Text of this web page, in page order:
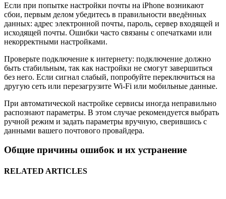
Если при попытке настройки почты на iPhone возникают
сбои, первым делом убедитесь в правильности введённых
данных: адрес электронной почты, пароль, сервер входящей и
исходящей почты. Ошибки часто связаны с опечатками или
некорректными настройками.
Проверьте подключение к интернету: подключение должно
быть стабильным, так как настройки не смогут завершиться
без него. Если сигнал слабый, попробуйте переключиться на
другую сеть или перезагрузите Wi-Fi или мобильные данные.
При автоматической настройке сервисы иногда неправильно
распознают параметры. В этом случае рекомендуется выбрать
ручной режим и задать параметры вручную, сверившись с
данными вашего почтового провайдера.
Общие причины ошибок и их устранение
RELATED ARTICLES